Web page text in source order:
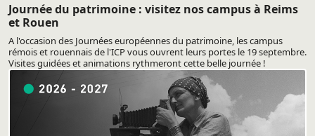
Journée du patrimoine : visitez nos campus à Reims
et Rouen
A l'occasion des Journées européennes du patrimoine, les campus
rémois et rouennais de l'ICP vous ouvrent leurs portes le 19 septembre.
Visites guidées et animations rythmeront cette belle journée !